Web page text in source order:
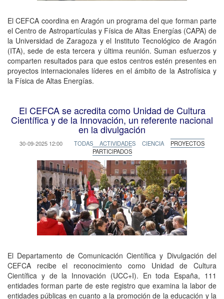
El CEFCA coordina en Aragón un programa del que forman parte
el Centro de Astropartículas y Física de Altas Energías (CAPA) de
la Universidad de Zaragoza y el Instituto Tecnológico de Aragón
(ITA), sede de esta tercera y última reunión. Suman esfuerzos y
comparten resultados para que estos centros estén presentes en
proyectos internacionales líderes en el ámbito de la Astrofísica y
la Física de Altas Energías.
El CEFCA se acredita como Unidad de Cultura
Científica y de la Innovación, un referente nacional
en la divulgación
30-09-2025 12:00 TODAS ACTIVIDADES CIENCIA
PROYECTOS
PARTICIPADOS
El Departamento de Comunicación Científica y Divulgación del
CEFCA recibe el reconocimiento como Unidad de Cultura
Científica y de la Innovación (UCC+I). En toda España, 111
entidades forman parte de este registro que examina la labor de
entidades públicas en cuanto a la promoción de la educación y la